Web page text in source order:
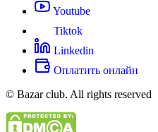
Youtube
Tiktok
Linkedin
Оплатить онлайн
© Bazar club. All rights reserved